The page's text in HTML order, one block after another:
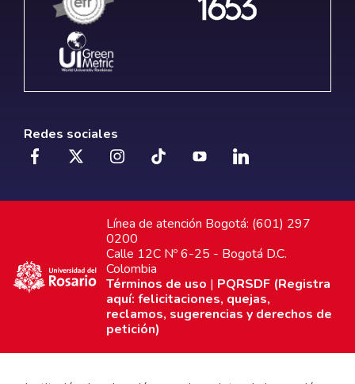
Redes sociales
Línea de atención Bogotá: (601) 297
0200
Calle 12C Nº 6-25 - Bogotá D.C.
Colombia
Términos de uso | PQRSDF (Registra
aquí: felicitaciones, quejas,
reclamos, sugerencias y derechos de
petición)